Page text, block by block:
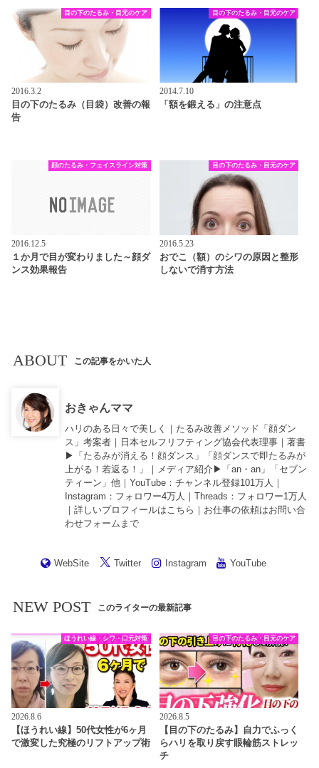
目の下のたるみ・目元のケア
2016.3.2
目の下のたるみ（目袋）改善の報
告
目の下のたるみ・目元のケア
2014.7.10
「額を鍛える」の注意点
顔のたるみ・フェイスライン対策
2016.12.5
１か月で目が変わりました～顔ダ
ンス効果報告
目の下のたるみ・目元のケア
2016.5.23
おでこ（額）のシワの原因と整形
しないで消す方法
ABOUT この記事をかいた人
おきゃんママ
ハリのある日々で美しく｜たるみ改善メソッド「顔ダン
ス」考案者｜日本セルフリフティング協会代表理事｜著書
▶︎「 たるみが消える！顔ダンス 」「 顔ダンスで即たるみが
上がる！若返る！ 」｜メディア紹介▶︎「an・an」「セブン
ティーン」他｜YouTube ：チャンネル登録101万人｜
Instagram ：フォロワー4万人｜Threads ：フォロワー1万人
｜詳しいプロフィールはこちら ｜お仕事の依頼はお問い合
わせフォーム まで
WebSite Twitter Instagram YouTube
NEW POST このライターの最新記事
ほうれい線・シワ・口元対策
2026.8.6
【ほうれい線】50代女性が6ヶ月
で激変した究極のリフトアップ術
目の下のたるみ・目元のケア
2026.8.5
【目の下のたるみ】自力でふっく
らハリを取り戻す眼輪筋ストレッ
チ